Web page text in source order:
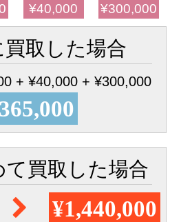
¥40,000 ¥300,000
買取した場合
+ ¥40,000 + ¥300,000
て買取した場合
¥1,440,000